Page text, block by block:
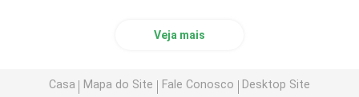
Veja mais
Casa Mapa do Site Fale Conosco Desktop Site